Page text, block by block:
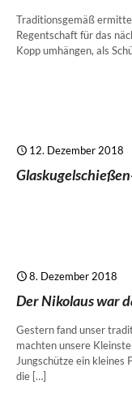
Traditionsgemäß
Regentschaft für das
Kopp umhängen, als
12. Dezember 2018
8. Dezember 2018
Der Nikolaus war
Gestern fand unser
machten unsere
Jungschütze ein kleines
die […]